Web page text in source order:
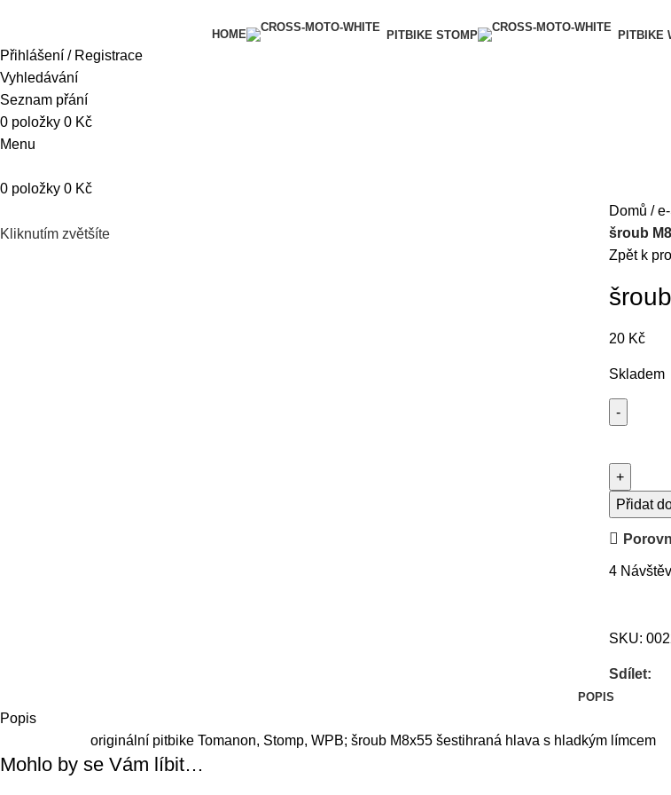
HOME PITBIKE STOMP PITBIKE
Přihlášení / Registrace
Vyhledávání
Seznam přání
0 položky 0 Kč
Menu
0 položky 0 Kč
Kliknutím zvětšíte
Domů
šroub
Zpět k
20 Kč
Skladem
Přidat
4
SKU:
Sdílet:
POPIS
Popis
originální pitbike Tomanon, Stomp, WPB; šroub M8x55 šestihraná hlava s hladkým límcem
Mohlo by se Vám líbit…